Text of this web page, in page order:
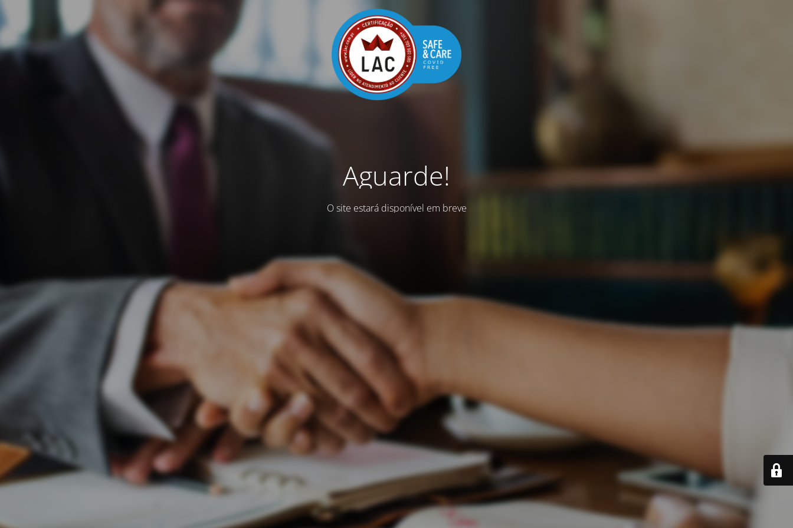
Aguarde!
O site estará disponível em breve